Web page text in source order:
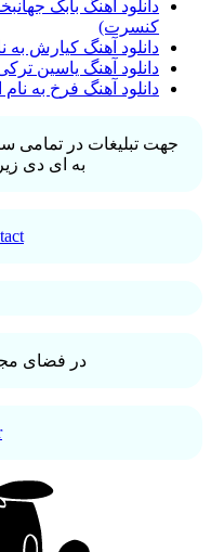
دانلود آهنگ بابک
کنسرت)
دانلود آهنگ کیارش به
دانلود آهنگ یاسین
دانلود آهنگ فرخ به نام
جهت تبلیغات در تمامی
به ای دی
در فضای